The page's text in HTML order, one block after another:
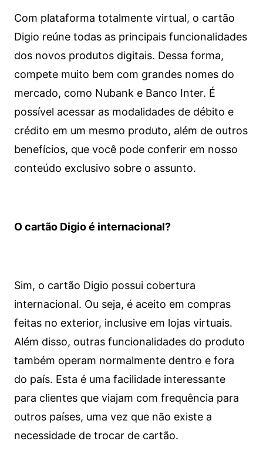
Com plataforma totalmente virtual, o cartão
Digio reúne todas as principais funcionalidades
dos novos produtos digitais. Dessa forma,
compete muito bem com grandes nomes do
mercado, como Nubank e Banco Inter. É
possível acessar as modalidades de débito e
crédito em um mesmo produto, além de outros
benefícios, que você pode conferir em nosso
conteúdo exclusivo sobre o assunto.
O cartão Digio é internacional?
Sim, o cartão Digio possui cobertura
internacional. Ou seja, é aceito em compras
feitas no exterior, inclusive em lojas virtuais.
Além disso, outras funcionalidades do produto
também operam normalmente dentro e fora
do país. Esta é uma facilidade interessante
para clientes que viajam com frequência para
outros países, uma vez que não existe a
necessidade de trocar de cartão.